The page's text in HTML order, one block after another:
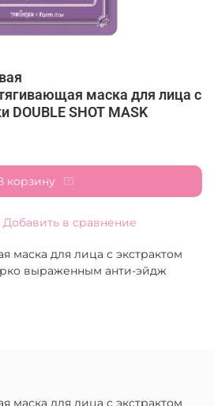
маска для лица с
DOUBLE SHOT MASK
Добавить в сравнение
корзину
маска для лица с экстрактом
выраженным анти-эйдж
маска для лица с экстрактом